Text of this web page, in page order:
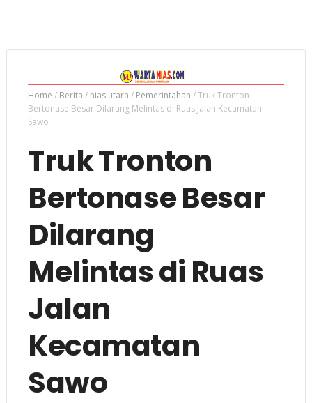
Home / Berita / nias utara / Pemerintahan /Truk Tronton
Bertonase Besar Dilarang Melintas di Ruas Jalan Kecamatan
Sawo
Truk Tronton
Bertonase Besar
Dilarang
Melintas di Ruas
Jalan
Kecamatan
Sawo